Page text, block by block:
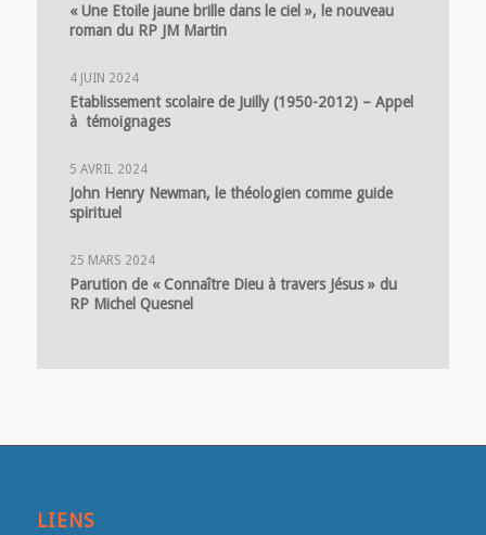
« Une Etoile jaune brille dans le ciel », le nouveau
roman du RP JM Martin
4 JUIN 2024
Etablissement scolaire de Juilly (1950-2012) – Appel
à témoignages
5 AVRIL 2024
John Henry Newman, le théologien comme guide
spirituel
25 MARS 2024
Parution de « Connaître Dieu à travers Jésus » du
RP Michel Quesnel
LIENS